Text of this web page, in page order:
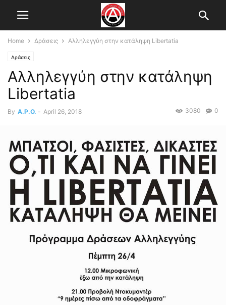
Home Δράσεις Αλληλεγγύη στην κατάληψη Libertatia
Δράσεις
Αλληλεγγύη στην κατάληψη
Libertatia
By A.P.O. - April 26, 2018 0
3080